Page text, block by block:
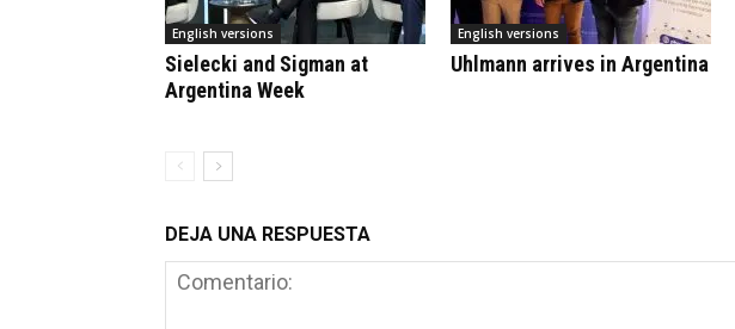
English versions
Sielecki and Sigman at
Argentina Week
English versions
Uhlmann arrives in Argentina
DEJA UNA RESPUESTA